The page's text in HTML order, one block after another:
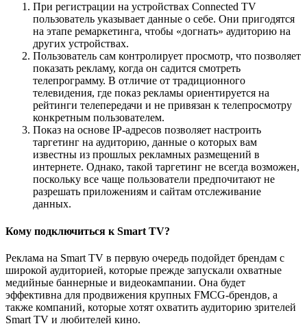
При регистрации на устройствах Connected TV
пользователь указывает данные о себе. Они пригодятся
на этапе ремаркетинга, чтобы «догнать» аудиторию на
других устройствах.
Пользователь сам контролирует просмотр, что позволяет
показать рекламу, когда он садится смотреть
телепрограмму. В отличие от традиционного
телевидения, где показ рекламы ориентируется на
рейтинги телепередачи и не привязан к телепросмотру
конкретным пользователем.
Показ на основе IP-адресов позволяет настроить
таргетинг на аудиторию, данные о которых вам
известны из прошлых рекламных размещений в
интернете. Однако, такой таргетинг не всегда возможен,
поскольку все чаще пользователи предпочитают не
разрешать приложениям и сайтам отслеживание
данных.
Кому подключиться к Smart TV?
Реклама на Smart TV в первую очередь подойдет брендам с
широкой аудиторией, которые прежде запускали охватные
медийные баннерные и видеокампании. Она будет
эффективна для продвижения крупных FMCG-брендов, а
также компаний, которые хотят охватить аудиторию зрителей
Smart TV и любителей кино.